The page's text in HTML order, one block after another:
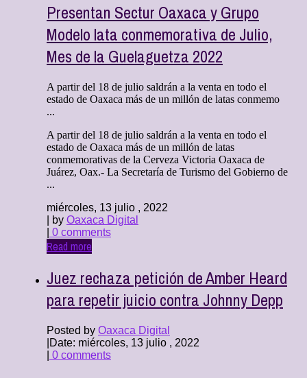
Presentan Sectur Oaxaca y Grupo
Modelo lata conmemorativa de Julio,
Mes de la Guelaguetza 2022
A partir del 18 de julio saldrán a la venta en todo el
estado de Oaxaca más de un millón de latas conmemo
...
A partir del 18 de julio saldrán a la venta en todo el
estado de Oaxaca más de un millón de latas
conmemorativas de la Cerveza Victoria Oaxaca de
Juárez, Oax.- La Secretaría de Turismo del Gobierno de
...
miércoles, 13 julio , 2022
| by Oaxaca Digital
0 comments
Read more
Juez rechaza petición de Amber Heard
para repetir juicio contra Johnny Depp
Posted by Oaxaca Digital
Date: miércoles, 13 julio , 2022
0 comments